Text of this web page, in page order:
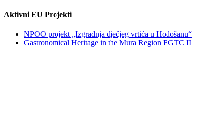
Aktivni EU Projekti
NPOO projekt „Izgradnja dječjeg vrtića u Hodošanu“
Gastronomical Heritage in the Mura Region EGTC II